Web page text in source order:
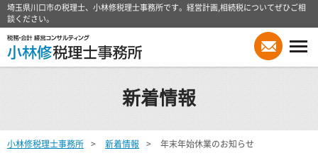
埼玉県川口市の税理士、小林修税理士事務所です。経営計画,相続税についてぜひご相
談ください。
新着情報
小林修税理士事務所 新着情報 年末年始休業のお知らせ